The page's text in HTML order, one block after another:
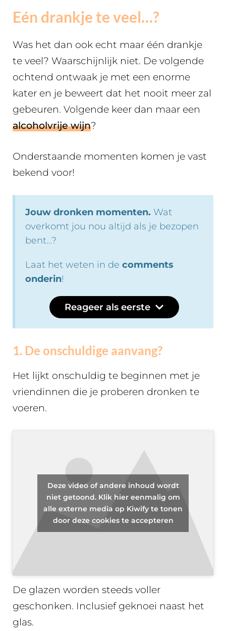
Eén drankje te veel…?
Was het dan ook echt maar één drankje
te veel? Waarschijnlijk niet. De volgende
ochtend ontwaak je met een enorme
kater en je beweert dat het nooit meer zal
gebeuren. Volgende keer dan maar een
alcoholvrije wijn?
Onderstaande momenten komen je vast
bekend voor!
Jouw dronken momenten. Wat
overkomt jou nou altijd als je bezopen
bent…?
Laat het weten in de comments
onderin!
Reageer als eerste
1. De onschuldige aanvang?
Het lijkt onschuldig te beginnen met je
vriendinnen die je proberen dronken te
voeren.
Deze video of andere inhoud wordt
niet getoond. Klik hier eenmalig om
alle externe media op Kiwify te tonen
door deze cookies te accepteren
2. Voller en voller…
De glazen worden steeds voller
geschonken. Inclusief geknoei naast het
glas.